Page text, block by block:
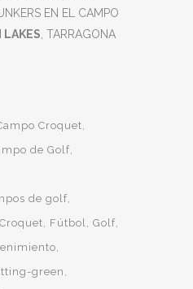
EN EL CAMPO
LAKES , TARRAGONA
Croquet
de Golf
de golf
Croquet Fútbol Golf
green